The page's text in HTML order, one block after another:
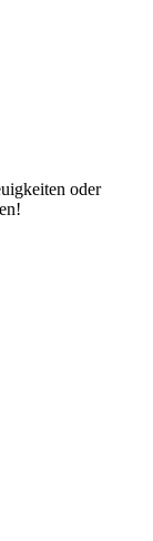
oder